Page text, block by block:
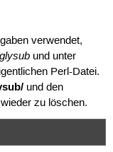
verwendet,
und unter
Perl-Datei.
und den
zu löschen.